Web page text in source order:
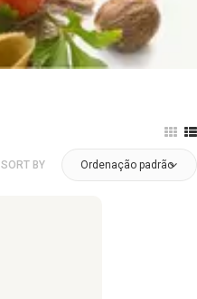
SORT BY Ordenação padrão